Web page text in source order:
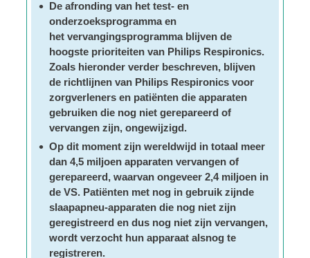
De afronding van het test- en
onderzoeksprogramma en
het vervangingsprogramma blijven de
hoogste prioriteiten van Philips Respironics.
Zoals hieronder verder beschreven, blijven
de richtlijnen van Philips Respironics voor
zorgverleners en patiënten die apparaten
gebruiken die nog niet gerepareerd of
vervangen zijn, ongewijzigd.
Op dit moment zijn wereldwijd in totaal meer
dan 4,5 miljoen apparaten vervangen of
gerepareerd, waarvan ongeveer 2,4 miljoen in
de VS. Patiënten met nog in gebruik zijnde
slaapapneu-apparaten die nog niet zijn
geregistreerd en dus nog niet zijn vervangen,
wordt verzocht hun apparaat alsnog te
registreren.